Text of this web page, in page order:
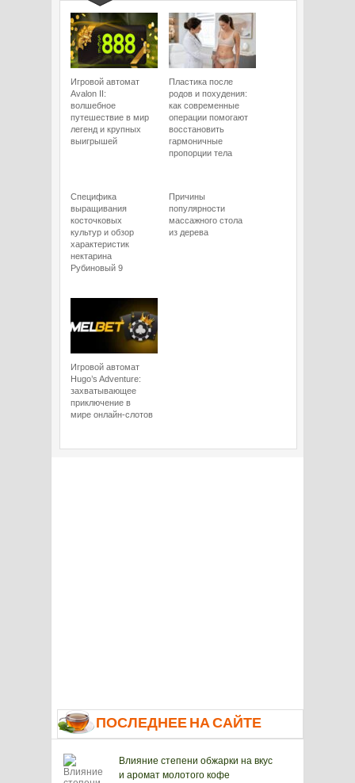
Игровой автомат
Avalon II:
волшебное
путешествие в мир
легенд и крупных
выигрышей
Пластика после
родов и похудения:
как современные
операции помогают
восстановить
гармоничные
пропорции тела
Специфика
выращивания
косточковых
культур и обзор
характеристик
нектарина
Рубиновый 9
Причины
популярности
массажного стола
из дерева
Игровой автомат
Hugo’s Adventure:
захватывающее
приключение в
мире онлайн-слотов
ПОСЛЕДНЕЕ НА САЙТЕ
Влияние степени обжарки на вкус
и аромат молотого кофе